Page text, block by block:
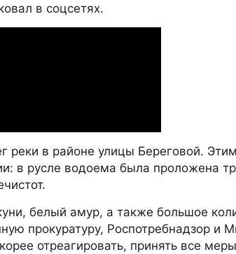
в соцсетях.
реки в районе улицы Береговой.
в русле водоема была проложена
белый амур, а также большое
прокуратуру, Роспотребнадзор и
отреагировать, принять все